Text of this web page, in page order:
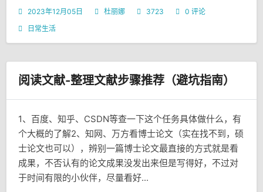
2023年12月05日 杜丽娜 3723
0 评论
日常生活
阅读文献-整理文献步骤推荐（避坑指南）
1、百度、知乎、CSDN等查一下这个任务具体做什么，有
个大概的了解2、知网、万方看博士论文（实在找不到，硕
士论文也可以），辨别一篇博士论文最直接的方式就是看
成果，不否认有的论文成果没发出来但是写得好，不过对
于时间有限的小伙伴，尽量看好...